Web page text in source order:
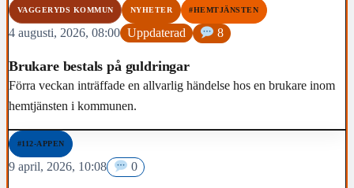
VAGGERYDS KOMMUN NYHETER #HEMTJÄNSTEN
4 augusti, 2026, 08:00 Uppdaterad 8
Brukare bestals på guldringar
Förra veckan inträffade en allvarlig händelse hos en brukare inom
hemtjänsten i kommunen.
#112-APPEN
9 april, 2026, 10:08 0